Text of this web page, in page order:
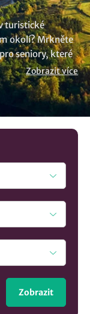
turistické
okolí? Mrkněte
seniory, které
věku a jejich
si
si
Podívejte se
..
Zobrazit více
Zobrazit